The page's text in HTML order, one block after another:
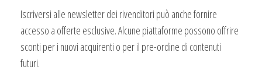
Iscriversi alle newsletter dei rivenditori può anche fornire
accesso a offerte esclusive. Alcune piattaforme possono offrire
sconti per i nuovi acquirenti o per il pre-ordine di contenuti
futuri.